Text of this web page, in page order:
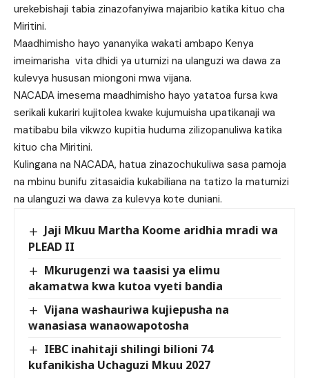
urekebishaji tabia zinazofanyiwa majaribio katika kituo cha
Miritini.
Maadhimisho hayo yananyika wakati ambapo Kenya
imeimarisha vita dhidi ya utumizi na ulanguzi wa dawa za
kulevya hususan miongoni mwa vijana.
NACADA imesema maadhimisho hayo yatatoa fursa kwa
serikali kukariri kujitolea kwake kujumuisha upatikanaji wa
matibabu bila vikwzo kupitia huduma zilizopanuliwa katika
kituo cha Miritini.
Kulingana na NACADA, hatua zinazochukuliwa sasa pamoja
na mbinu bunifu zitasaidia kukabiliana na tatizo la matumizi
na ulanguzi wa dawa za kulevya kote duniani.
Jaji Mkuu Martha Koome aridhia mradi wa
PLEAD II
Mkurugenzi wa taasisi ya elimu
akamatwa kwa kutoa vyeti bandia
Vijana washauriwa kujiepusha na
wanasiasa wanaowapotosha
IEBC inahitaji shilingi bilioni 74
kufanikisha Uchaguzi Mkuu 2027